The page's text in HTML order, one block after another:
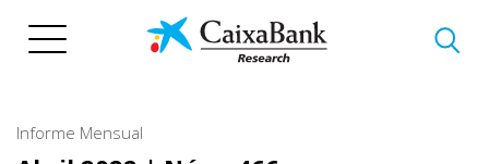
Informe Mensual